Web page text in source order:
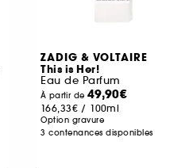
ZADIG & VOLTAIRE
This is Her!
Eau de Parfum
À partir de 49,90€
166,33€ / 100ml
Option gravure
3 contenances disponibles